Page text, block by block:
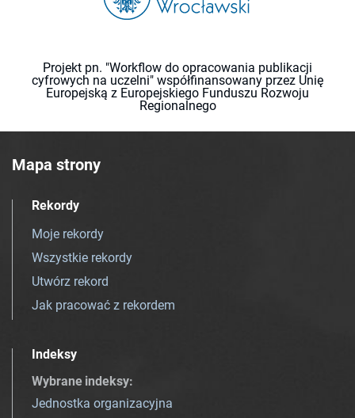
Projekt pn. "Workflow do opracowania publikacji
cyfrowych na uczelni" współfinansowany przez Unię
Europejską z Europejskiego Funduszu Rozwoju
Regionalnego
Mapa strony
Rekordy
Moje rekordy
Wszystkie rekordy
Utwórz rekord
Jak pracować z rekordem
Indeksy
Wybrane indeksy:
Jednostka organizacyjna